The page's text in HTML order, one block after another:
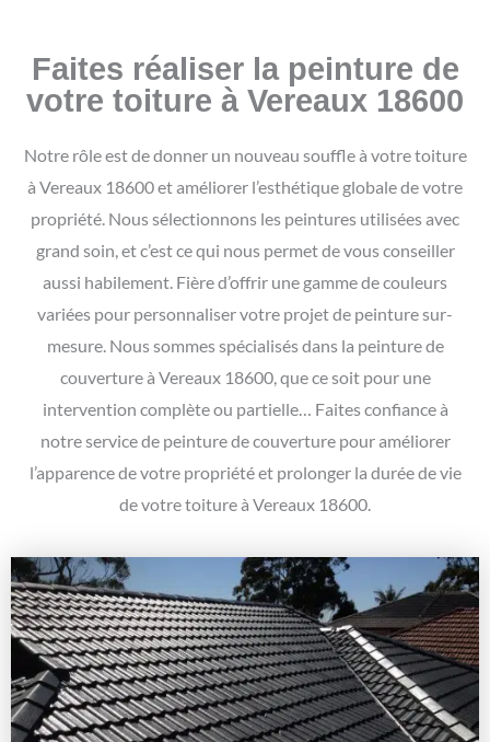
Faites réaliser la peinture de
votre toiture à Vereaux 18600
Notre rôle est de donner un nouveau souffle à votre toiture
à Vereaux 18600 et améliorer l’esthétique globale de votre
propriété. Nous sélectionnons les peintures utilisées avec
grand soin, et c’est ce qui nous permet de vous conseiller
aussi habilement. Fière d’offrir une gamme de couleurs
variées pour personnaliser votre projet de peinture sur-
mesure. Nous sommes spécialisés dans la peinture de
couverture à Vereaux 18600, que ce soit pour une
intervention complète ou partielle… Faites confiance à
notre service de peinture de couverture pour améliorer
l’apparence de votre propriété et prolonger la durée de vie
de votre toiture à Vereaux 18600.